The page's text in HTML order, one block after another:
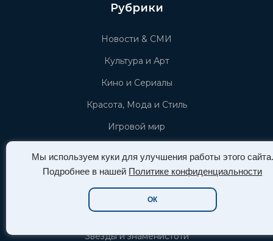
Мы используем куки для улучшения работы этого сайта.
Подробнее в нашей Политике конфиденциальности
ОК
Рубрики
Новости & СМИ
Культура и Арт
Кино и Сериалы
Красота, Мода и Стиль
Игровой мир
Тёмное искусство
Пышные формы (plus-size)
Новости Азии (азиатской культуры)
Звёзды и знаменистоти